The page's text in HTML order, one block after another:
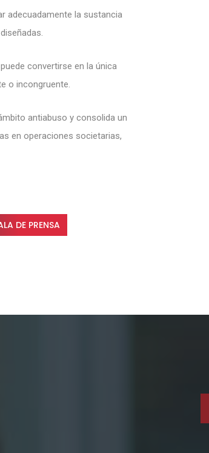
adecuadamente la sustancia
convertirse en la única
o incongruente.
antiabuso y consolida un
en operaciones societarias,
DE PRENSA